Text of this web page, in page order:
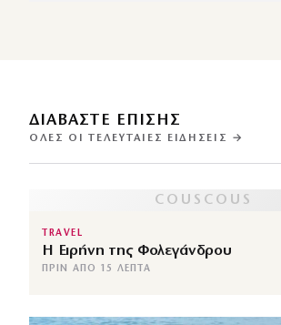
ΔΙΑΒΑΣΤΕ ΕΠΙΣΗΣ
ΌΛΕΣ ΟΙ ΤΕΛΕΥΤΑΊΕΣ ΕΙΔΉΣΕΙΣ →
TRAVEL
Η Ειρήνη της Φολεγάνδρου
ΠΡΙΝ ΑΠΌ 15 ΛΕΠΤΆ